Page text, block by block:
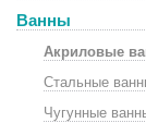
Ванны
Акриловые
Стальные
Чугунные